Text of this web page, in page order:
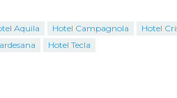
Aquila Hotel Campagnola Hotel
Hotel Tecla